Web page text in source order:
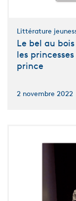
Littérature
Le bel au
les
prince
2 novembre 2022